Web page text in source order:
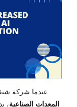
عندما شركة
المعدات الصناعية،